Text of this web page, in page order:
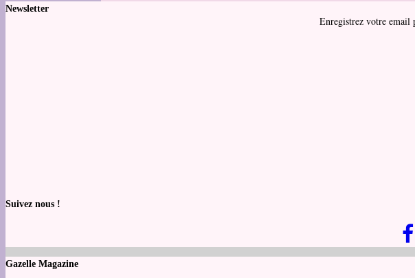
Newsletter
Enregistrez votre email
Suivez nous !
Gazelle Magazine